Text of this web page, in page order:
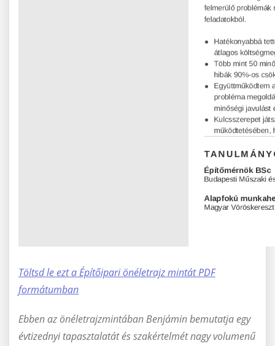
Töltsd le ezt a Építőipari önéletrajz mintát PDF
formátumban
Ebben az önéletrajzmintában Benjámin bemutatja egy
évtizednyi tapasztalatát és szakértelmét nagy volumenű